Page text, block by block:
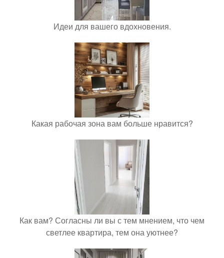
Идеи для вашего вдохновения.
Какая рабочая зона вам больше нравится?
Как вам? Согласны ли вы с тем мнением, что чем
светлее квартира, тем она уютнее?